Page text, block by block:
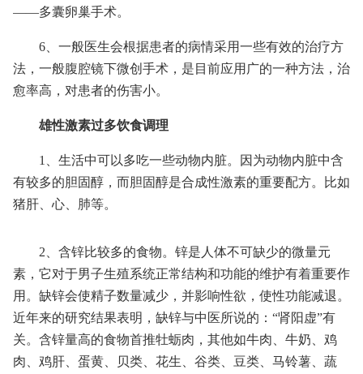
——多囊卵巢手术。
6、一般医生会根据患者的病情采用一些有效的治疗方
法，一般腹腔镜下微创手术，是目前应用广的一种方法，治
愈率高，对患者的伤害小。
雄性激素过多饮食调理
1、生活中可以多吃一些动物内脏。因为动物内脏中含
有较多的胆固醇，而胆固醇是合成性激素的重要配方。比如
猪肝、心、肺等。
2、含锌比较多的食物。锌是人体不可缺少的微量元
素，它对于男子生殖系统正常结构和功能的维护有着重要作
用。缺锌会使精子数量减少，并影响性欲，使性功能减退。
近年来的研究结果表明，缺锌与中医所说的：“肾阳虚”有
关。含锌量高的食物首推牡蛎肉，其他如牛肉、牛奶、鸡
肉、鸡肝、蛋黄、贝类、花生、谷类、豆类、马铃薯、蔬